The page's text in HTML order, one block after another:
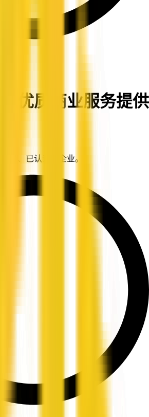
优质商业服务提供
赖、已认证的企业。